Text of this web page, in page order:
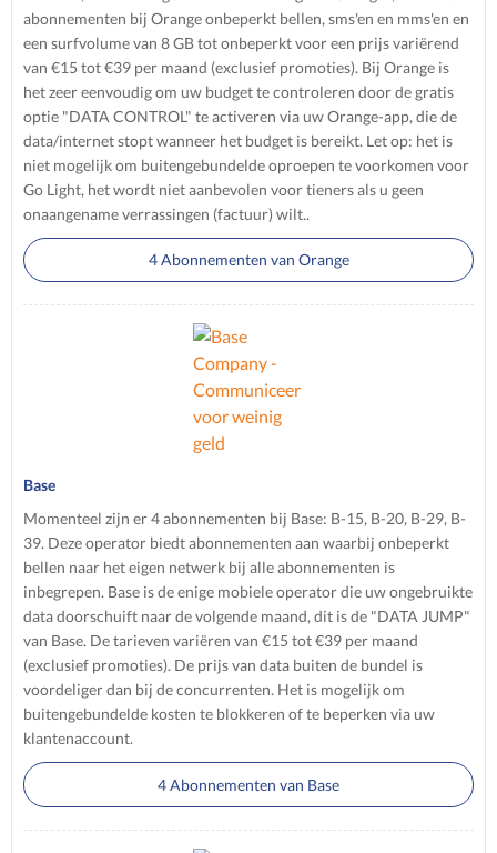
abonnementen bij Orange onbeperkt bellen, sms'en en mms'en en
een surfvolume van 8 GB tot onbeperkt voor een prijs variërend
van €15 tot €39 per maand (exclusief promoties). Bij Orange is
het zeer eenvoudig om uw budget te controleren door de gratis
optie "DATA CONTROL" te activeren via uw Orange-app, die de
data/internet stopt wanneer het budget is bereikt. Let op: het is
niet mogelijk om buitengebundelde oproepen te voorkomen voor
Go Light, het wordt niet aanbevolen voor tieners als u geen
onaangename verrassingen (factuur) wilt..
4 Abonnementen van Orange
Base
Momenteel zijn er 4 abonnementen bij Base: B-15, B-20, B-29, B-
39. Deze operator biedt abonnementen aan waarbij onbeperkt
bellen naar het eigen netwerk bij alle abonnementen is
inbegrepen. Base is de enige mobiele operator die uw ongebruikte
data doorschuift naar de volgende maand, dit is de "DATA JUMP"
van Base. De tarieven variëren van €15 tot €39 per maand
(exclusief promoties). De prijs van data buiten de bundel is
voordeliger dan bij de concurrenten. Het is mogelijk om
buitengebundelde kosten te blokkeren of te beperken via uw
klantenaccount.
4 Abonnementen van Base